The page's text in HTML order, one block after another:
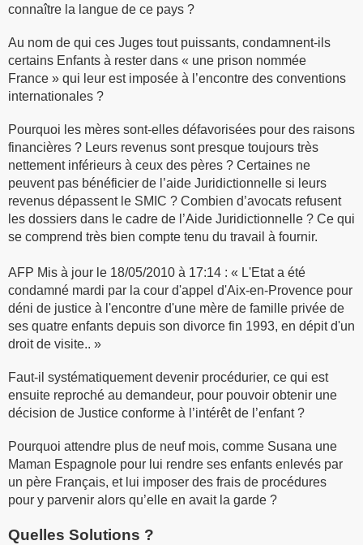
connaître la langue de ce pays ?
Au nom de qui ces Juges tout puissants, condamnent-ils
certains Enfants à rester dans « une prison nommée
France » qui leur est imposée à l’encontre des conventions
internationales ?
Pourquoi les mères sont-elles défavorisées pour des raisons
financières ? Leurs revenus sont presque toujours très
nettement inférieurs à ceux des pères ? Certaines ne
peuvent pas bénéficier de l’aide Juridictionnelle si leurs
revenus dépassent le SMIC ? Combien d’avocats refusent
les dossiers dans le cadre de l’Aide Juridictionnelle ? Ce qui
se comprend très bien compte tenu du travail à fournir.
AFP Mis à jour le 18/05/2010 à 17:14 : « L'Etat a été
condamné mardi par la cour d'appel d'Aix-en-Provence pour
déni de justice à l'encontre d'une mère de famille privée de
ses quatre enfants depuis son divorce fin 1993, en dépit d'un
droit de visite.. »
Faut-il systématiquement devenir procédurier, ce qui est
ensuite reproché au demandeur, pour pouvoir obtenir une
décision de Justice conforme à l’intérêt de l’enfant ?
Pourquoi attendre plus de neuf mois, comme Susana une
Maman Espagnole pour lui rendre ses enfants enlevés par
un père Français, et lui imposer des frais de procédures
pour y parvenir alors qu’elle en avait la garde ?
Quelles Solutions ?